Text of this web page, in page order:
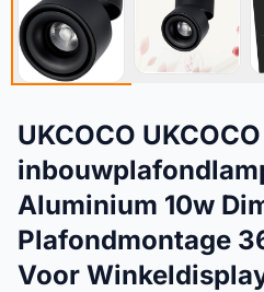
UKCOCO
Aluminium 10w
Plafondmontage
Voor